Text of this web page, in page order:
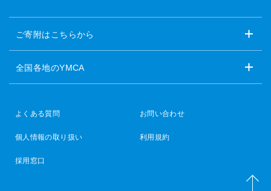
ご寄附はこちらから
全国各地のYMCA
よくある質問 お問い合わせ
個人情報の取り扱い 利用規約
採用窓口